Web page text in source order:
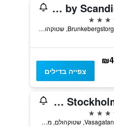
Downtown Camper by Scandic
Brunkebergstorg 9, שטוקהולם, מחוז סטוקהולם, שוודיה
צפייה בדילים
Radisson Blu Royal Viking Hotel, Stockholm
Vasagatan 1, שטוקהולם, מחוז סטוקהולם, שוודיה